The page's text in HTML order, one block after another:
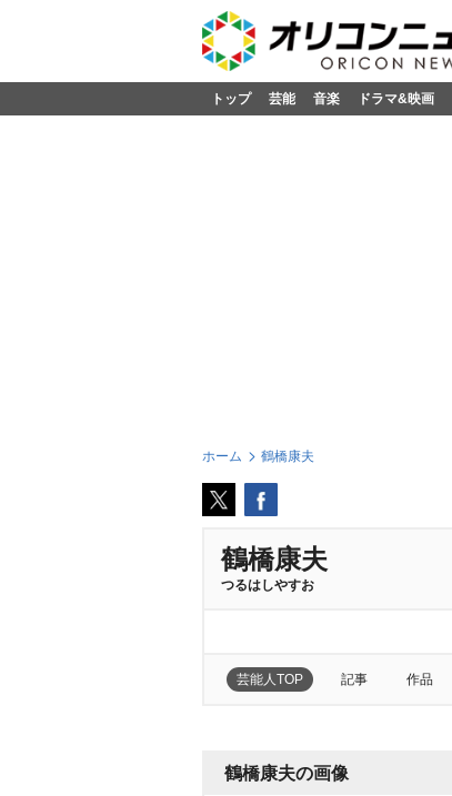
トップ 芸能 音楽 ドラマ&映画
ホーム 鶴橋康夫
鶴橋康夫
つるはしやすお
芸能人TOP 記事 作品
鶴橋康夫の画像